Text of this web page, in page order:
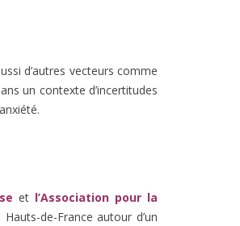
d’autres vecteurs comme
un contexte d’incertitudes
et l’Association pour la
de-France autour d’un